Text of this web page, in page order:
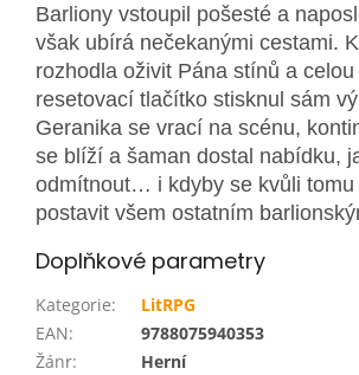
Barliony vstoupil pošesté a
však ubírá nečekanými cestami.
rozhodla oživit Pána stínů a
resetovací tlačítko stisknul sám
Geranika se vrací na scénu,
se blíží a šaman dostal nabídku,
odmítnout… i kdyby se kvůli tomu
postavit všem ostatním
Doplňkové parametry
Kategorie:
LitRPG
EAN:
9788075940353
Žánr:
Herní